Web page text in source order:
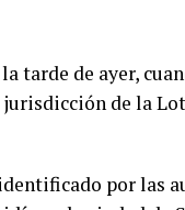
tarde de ayer,
de la
por las